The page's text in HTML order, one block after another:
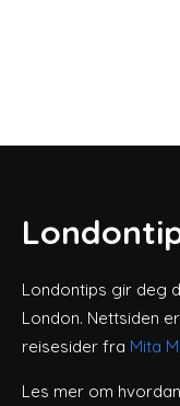
Londontips gir deg
London. Nettsiden
reisesider fra Mita
Les mer om